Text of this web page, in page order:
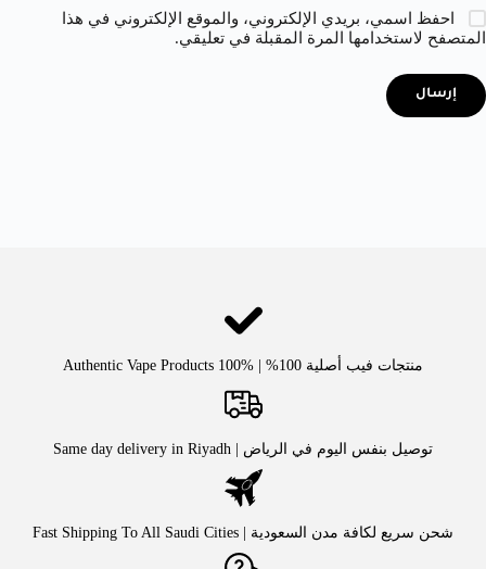
احفظ اسمي، بريدي الإلكتروني، والموقع الإلكتروني في هذا
المتصفح لاستخدامها المرة المقبلة في تعليقي.
إرسال
منتجات فيب أصلية 100% | Authentic Vape Products 100%
توصيل بنفس اليوم في الرياض | Same day delivery in Riyadh
شحن سريع لكافة مدن السعودية | Fast Shipping To All Saudi Cities